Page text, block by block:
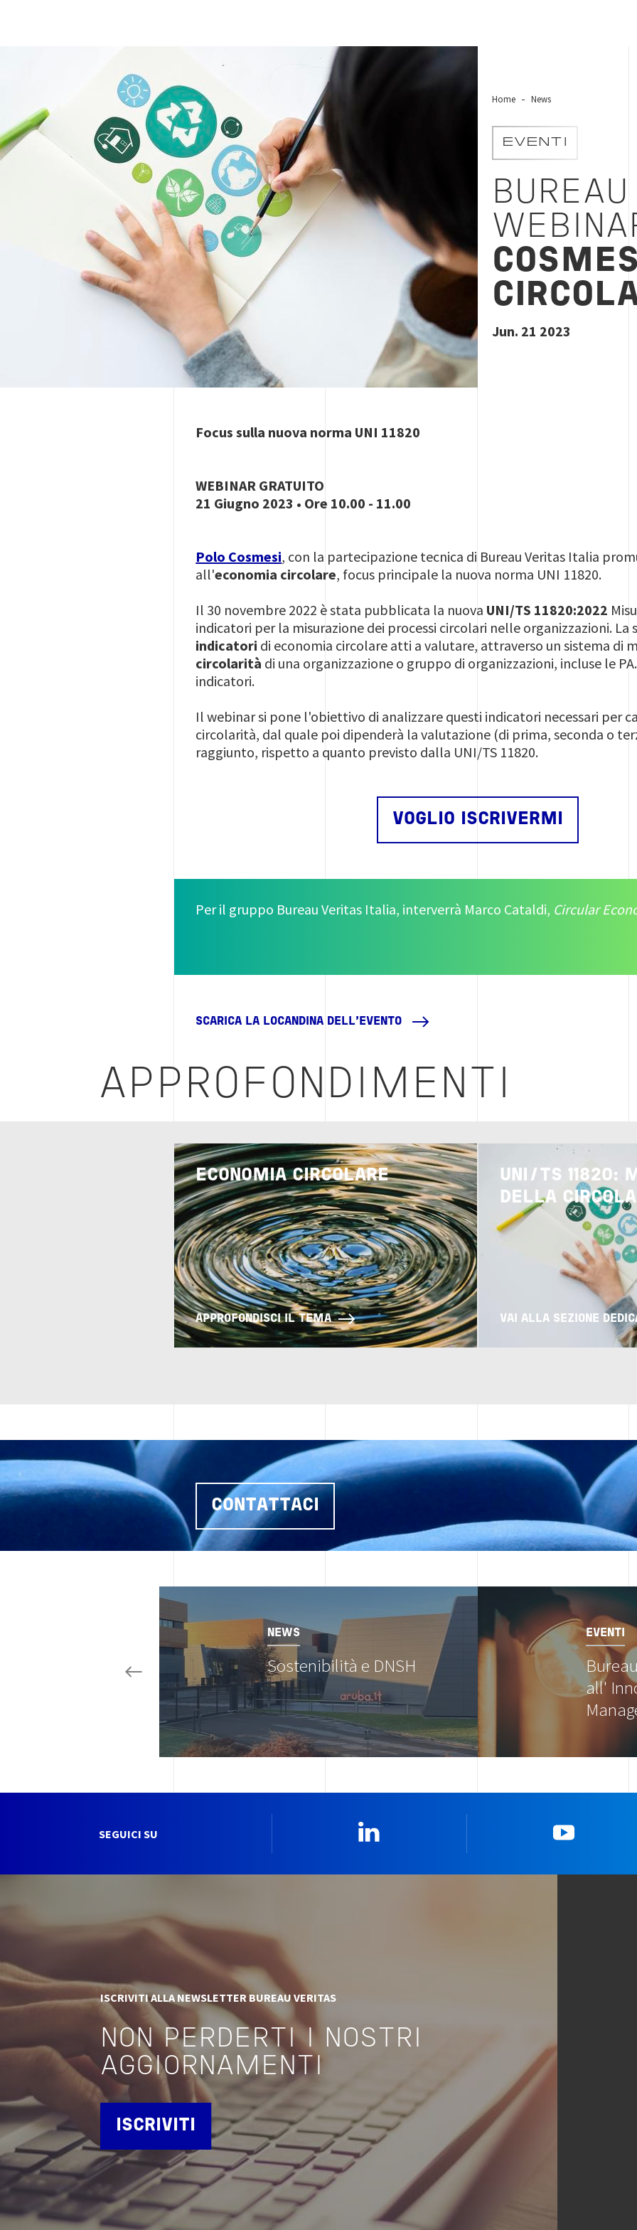
Home News
EVENTI
Jun. 21 2023
Focus sulla nuova norma UNI 11820
WEBINAR GRATUITO
21 Giugno 2023 • Ore 10.00 - 11.00
Polo Cosmesi, con la partecipazione tecnica di Bureau Veritas Italia
all'economia circolare, focus principale la nuova norma UNI 11820.
Il 30 novembre 2022 è stata pubblicata la nuova UNI/TS 11820:2022
indicatori per la misurazione dei processi circolari nelle organizzazioni.
indicatori di economia circolare atti a valutare, attraverso un sistema di
circolarità di una organizzazione o gruppo di organizzazioni, incluse le
indicatori.
Il webinar si pone l'obiettivo di analizzare questi indicatori necessari per
circolarità, dal quale poi dipenderà la valutazione (di prima, seconda o
raggiunto, rispetto a quanto previsto dalla UNI/TS 11820.
VOGLIO ISCRIVERMI
Per il gruppo Bureau Veritas Italia, interverrà Marco Cataldi, Circular
SCARICA LA LOCANDINA DELL'EVENTO
APPROFONDIMENTI
Image
ECONOMIA CIRCOLARE
APPROFONDISCI IL TEMA
UNI/TS 11820:
DELLA
VAI ALLA SEZIONE
CONTATTACI
Image
NEWS
Sostenibilità e DNSH
EVENTI
all'
SEGUICI SU
ISCRIVITI ALLA NEWSLETTER BUREAU VERITAS
NON PERDERTI I NOSTRI
AGGIORNAMENTI
ISCRIVITI